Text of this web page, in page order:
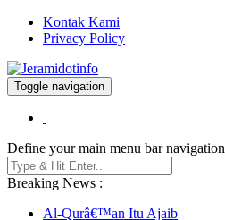
Kontak Kami
Privacy Policy
Jeramidotinfo
Berita dan Informasi Terkini
Toggle navigation
Define your main menu bar
Breaking News :
Al-Qurâ€™an Itu Ajaib